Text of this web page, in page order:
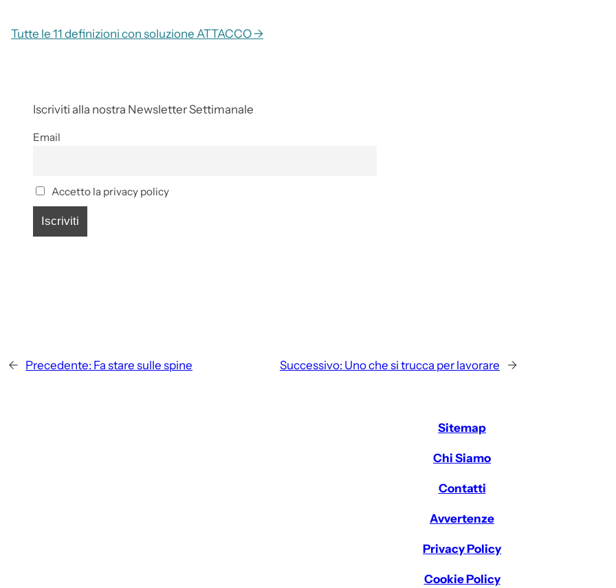
Tutte le 11 definizioni con soluzione ATTACCO →
Iscriviti alla nostra Newsletter Settimanale
Email
Accetto la privacy policy
← Precedente: Fa stare sulle spine Successivo: Uno che si trucca per lavorare →
Sitemap
Chi Siamo
Contatti
Avvertenze
Privacy Policy
Cookie Policy